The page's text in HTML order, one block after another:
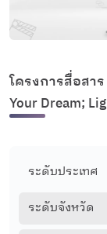
โครงการสื่อสา
Your Dream;
ระดับประเทศ
ระดับจังหวัด